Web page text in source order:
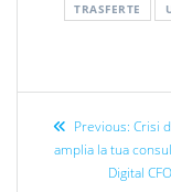
TRASFERTE
Previous: Crisi
amplia la tua
Digital CFO